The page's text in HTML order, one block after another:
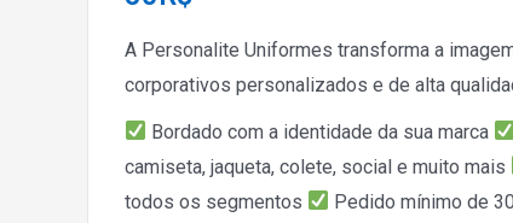
A Personalite Uniformes transforma a
corporativos personalizados e de alta
Bordado com a identidade da sua marca
camiseta, jaqueta, colete, social e muito mais
todos os segmentos
Pedido mínimo de